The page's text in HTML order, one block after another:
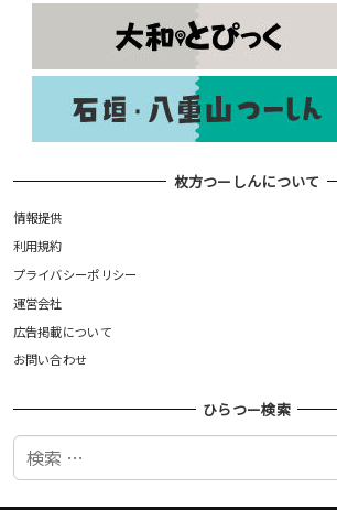
枚方つーしんについて
情報提供
利用規約
プライバシーポリシー
運営会社
広告掲載について
お問い合わせ
ひらつー検索
検